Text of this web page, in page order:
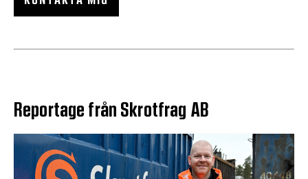
Reportage från Skrotfrag AB